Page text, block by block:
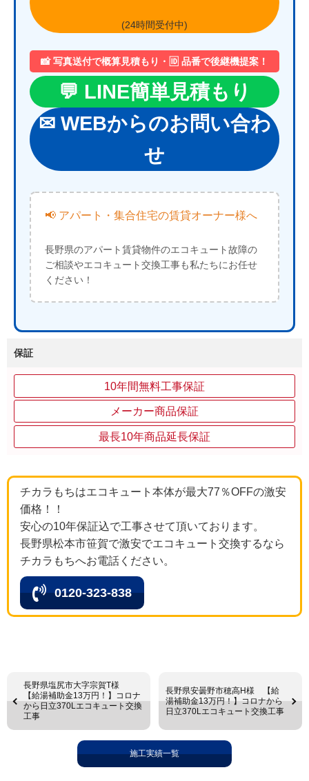
(24時間受付中)
📸 写真送付で概算見積もり・🆔 品番で後継機提案！
💬 LINE簡単見積もり
✉ WEBからのお問い合わ
せ
📢 アパート・集合住宅の賃貸オーナー様へ
長野県のアパート賃貸物件のエコキュート故障の
ご相談やエコキュート交換工事も私たちにお任せ
ください！
保証
10年間無料工事保証
メーカー商品保証
最長10年商品延長保証
チカラもちはエコキュート本体が最大77％OFFの激安
価格！！
安心の10年保証込で工事させて頂いております。
長野県松本市笹賀で激安でエコキュート交換するなら
チカラもちへお電話ください。
0120-323-838
長野県塩尻市大字宗賀T様
【給湯補助金13万円！】コロナ
から日立370Lエコキュート交換
工事
長野県安曇野市穂高H様 【給
湯補助金13万円！】コロナから
日立370Lエコキュート交換工事
施工実績一覧